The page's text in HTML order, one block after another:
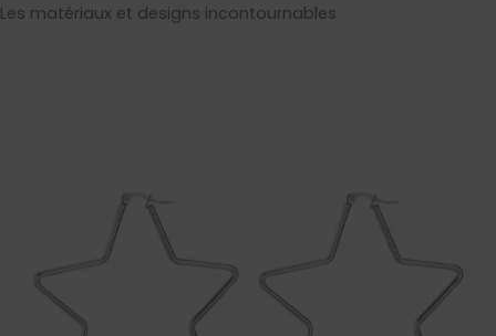
Les matériaux et designs incontournables